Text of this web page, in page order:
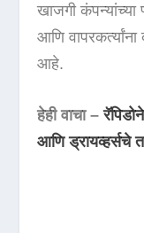
खाजगी
आणि
आहे.
हेही वाचा –
आणि ड्रायव्हर्सचे